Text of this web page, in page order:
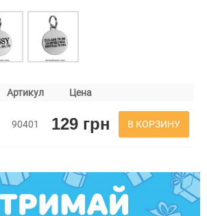
Артикул Цена
90401 129 грн В КОРЗИНУ